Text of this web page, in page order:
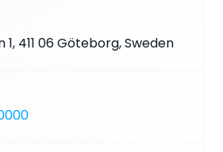
1, 411 06 Göteborg, Sweden